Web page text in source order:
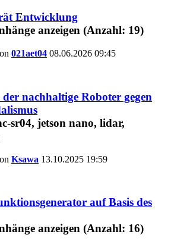
Entwicklung
021aet04 08.06.2026 09:45
nachhaltige Roboter gegen
Ksawa 13.10.2025 19:59
auf Basis des